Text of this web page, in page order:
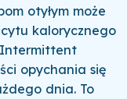
otyłym może
kalorycznego
Intermittent
opychania się
dnia. To